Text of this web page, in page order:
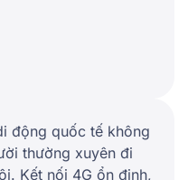
động quốc tế không
thường xuyên đi
Kết nối 4G ổn định,